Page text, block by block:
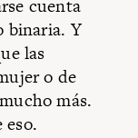
cuenta
binaria. Y
las
o de
más.